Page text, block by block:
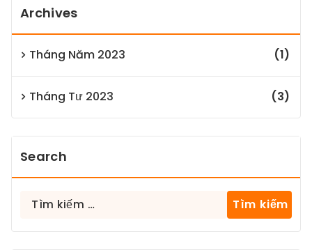
Archives
Tháng Năm 2023 (1)
Tháng Tư 2023 (3)
Search
Tìm